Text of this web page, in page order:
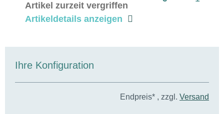
Artikel zurzeit vergriffen
Artikeldetails anzeigen
Ihre Konfiguration
Endpreis* , zzgl. Versand